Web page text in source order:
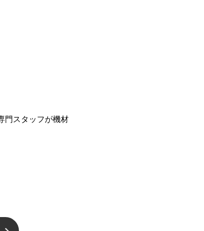
門スタッフが機材